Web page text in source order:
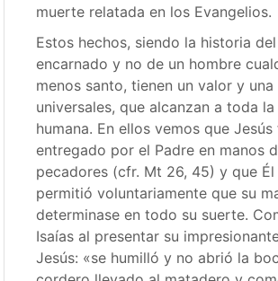
muerte relatada en los Evangelios.
Estos hechos, siendo la historia
encarnado y no de un hombre
menos santo, tienen un valor y
universales, que alcanzan a toda la
humana. En ellos vemos que Jesús
entregado por el Padre en manos
pecadores (cfr. Mt 26, 45) y que Él
permitió voluntariamente que su
determinase en todo su suerte.
Isaías al presentar su
Jesús: «se humilló y no abrió la